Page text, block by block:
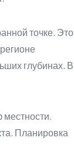
точке. Это
глубинах. В
местности.
Планировка